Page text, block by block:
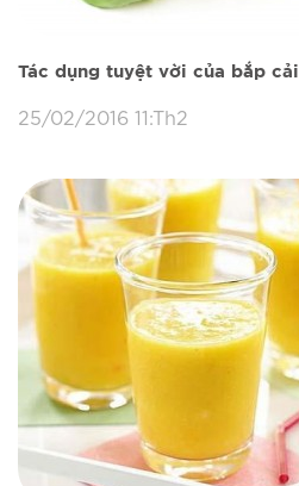
Tác dụng tuyệt vời của bắp cải
25/02/2016 11:Th2